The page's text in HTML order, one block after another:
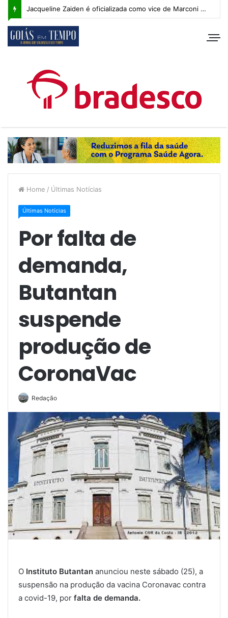
Jacqueline Zaiden é oficializada como vice de Marconi Perillo; veja os detalhes do anúncio
Home / Últimas Notícias
Últimas Notícias
Por falta de
demanda,
Butantan
suspende
produção de
CoronaVac
Redação
O Instituto Butantan anunciou neste sábado (25), a
suspensão na produção da vacina Coronavac contra
a covid-19, por falta de demanda.